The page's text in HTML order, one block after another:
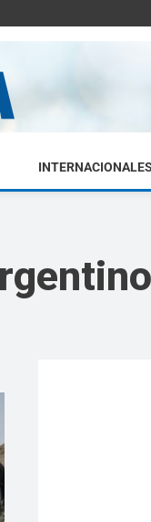
INTERNACIONALES